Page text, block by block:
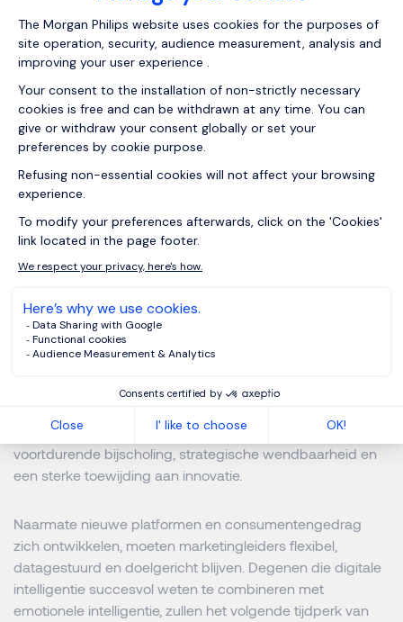
De toekomst vraagt om
marketingleiders die technische
expertise combineren met empathie.
Zo bouwen merken echte
connecties op.
Een Dynamisch Toekomstpad voor
De toekomst van marketing
technologische vooruitgang en tegelijk focussen op
succes leiden. Voorop blijven lopen vereist echter
voortdurende bijscholing, strategische wendbaarheid en
een sterke toewijding aan innovatie.
Naarmate nieuwe platformen en consumentengedrag
zich ontwikkelen, moeten marketingleiders flexibel,
datagestuurd en doelgericht blijven. Degenen die digitale
intelligentie succesvol weten te combineren met
emotionele intelligentie, zullen het volgende tijdperk van